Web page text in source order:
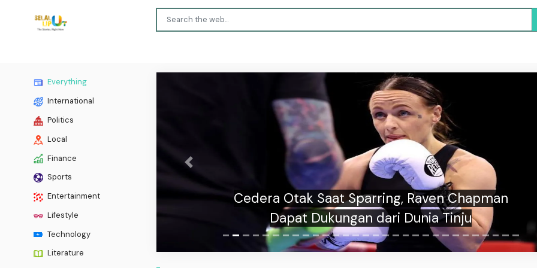
Everything
International
Politics
Local
Finance
Sports
Entertainment
Lifestyle
Technology
Literature
Cedera Otak Saat Sparring, Raven Chapman
Dapat Dukungan dari Dunia Tinju
Previous